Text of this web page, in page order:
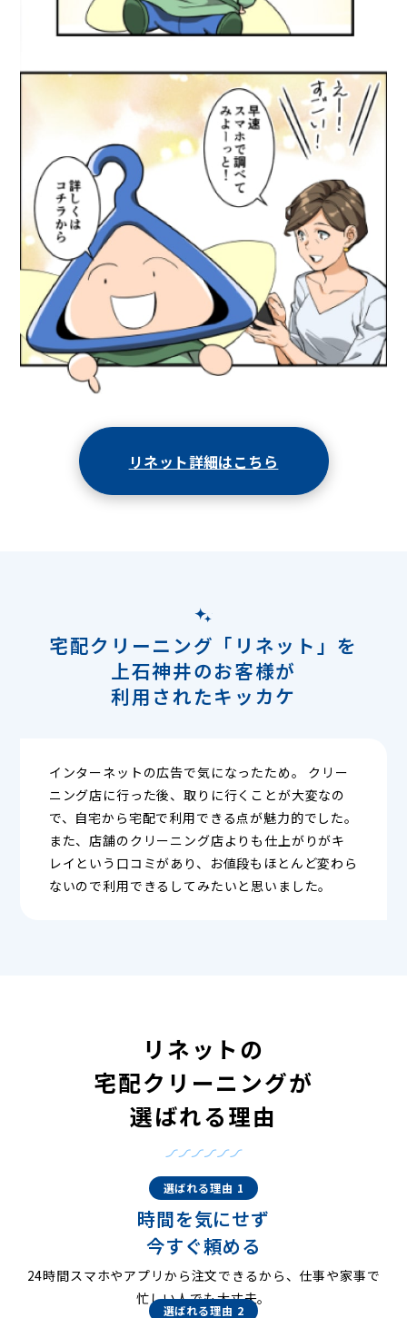
リネット詳細はこちら
宅配クリーニング「リネット」を
上石神井のお客様が
利用されたキッカケ
インターネットの広告で気になったため。 クリー
ニング店に行った後、取りに行くことが大変なの
で、自宅から宅配で利用できる点が魅力的でした。
また、店舗のクリーニング店よりも仕上がりがキ
レイという口コミがあり、お値段もほとんど変わら
ないので利用できるしてみたいと思いました。
リネットの
宅配クリーニングが
選ばれる理由
選ばれる理由 1
時間を気にせず
今すぐ頼める
24時間スマホやアプリから注文できるから、仕事や家事で
忙しい人でも大丈夫。
選ばれる理由 2